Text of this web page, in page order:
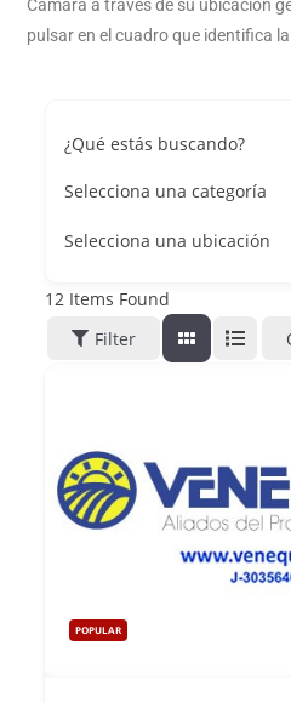
Cámara a través de su ubicación
pulsar en el cuadro que identifica
¿Qué estás buscando?
Selecciona una categoría
Selecciona una ubicación
12 Items Found
Filter
POPULAR